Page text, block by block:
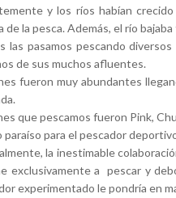
y los ríos habían
de la pesca. Además, el río
las pasamos pescando
de sus muchos afluentes.
fueron muy abundantes
que pescamos fueron Pink,
para el pescador
la inestimable
exclusivamente a pescar y
experimentado le pondría en